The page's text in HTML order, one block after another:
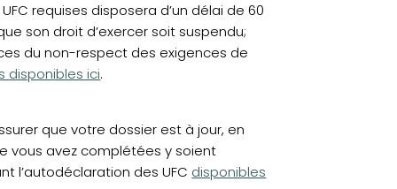
requises disposera d’un délai de 60
son droit d’exercer soit suspendu;
du non-respect des exigences de
disponibles ici.
que votre dossier est à jour, en
vous avez complétées y soient
l’autodéclaration des UFC disponibles